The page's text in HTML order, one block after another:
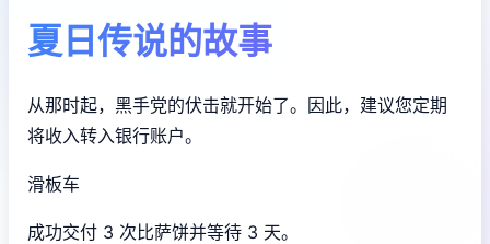
夏日传说的故事
从那时起，黑手党的伏击就开始了。因此，建议您定期
将收入转入银行账户。
滑板车
成功交付 3 次比萨饼并等待 3 天。